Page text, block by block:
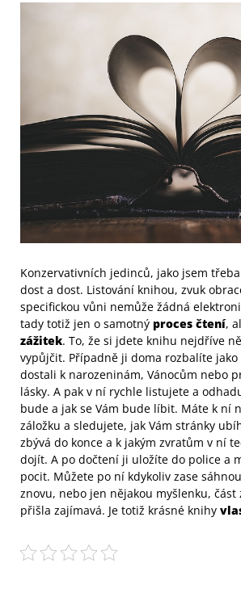
Konzervativních jedinců, jako jsem
dost a dost. Listování knihou, zvuk
specifickou vůni nemůže žádná
tady totiž jen o samotný proces čtení,
zážitek. To, že si jdete knihu nejdříve
vypůjčit. Případně ji doma rozbalíte
dostali k narozeninám, Vánocům nebo
lásky. A pak v ní rychle listujete a
bude a jak se Vám bude líbit. Máte k ní
záložku a sledujete, jak Vám stránky
zbývá do konce a k jakým zvratům v ní
dojít. A po dočtení ji uložíte do police a
pocit. Můžete po ní kdykoliv zase
znovu, nebo jen nějakou myšlenku, část
přišla zajímavá. Je totiž krásné knihy